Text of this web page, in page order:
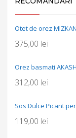
Otet de orez
375,00 lei
Orez basmati
312,00 lei
Sos Dulce Picant
119,00 lei